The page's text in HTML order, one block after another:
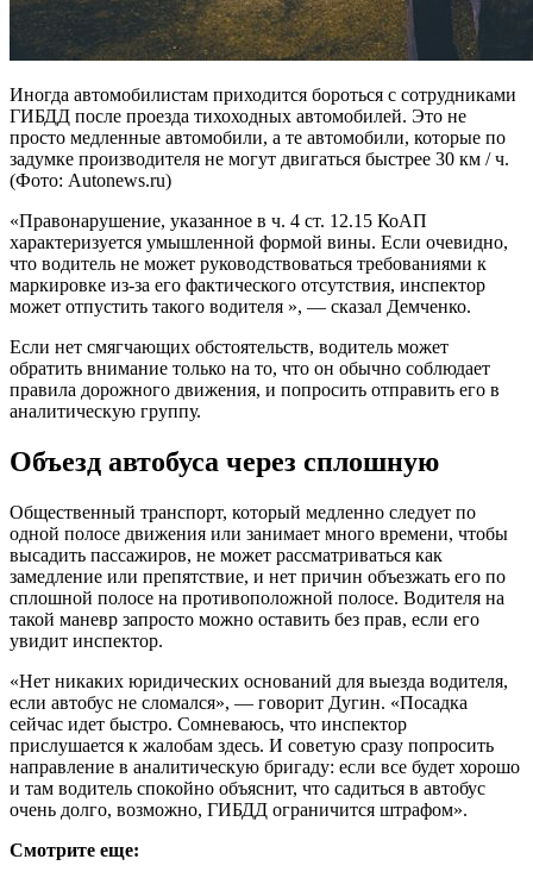
Иногда автомобилистам приходится бороться с сотрудниками
ГИБДД после проезда тихоходных автомобилей. Это не
просто медленные автомобили, а те автомобили, которые по
задумке производителя не могут двигаться быстрее 30 км / ч.
(Фото: Autonews.ru)
«Правонарушение, указанное в ч. 4 ст. 12.15 КоАП
характеризуется умышленной формой вины. Если очевидно,
что водитель не может руководствоваться требованиями к
маркировке из-за его фактического отсутствия, инспектор
может отпустить такого водителя », — сказал Демченко.
Если нет смягчающих обстоятельств, водитель может
обратить внимание только на то, что он обычно соблюдает
правила дорожного движения, и попросить отправить его в
аналитическую группу.
Объезд автобуса через сплошную
Общественный транспорт, который медленно следует по
одной полосе движения или занимает много времени, чтобы
высадить пассажиров, не может рассматриваться как
замедление или препятствие, и нет причин объезжать его по
сплошной полосе на противоположной полосе. Водителя на
такой маневр запросто можно оставить без прав, если его
увидит инспектор.
«Нет никаких юридических оснований для выезда водителя,
если автобус не сломался», — говорит Дугин. «Посадка
сейчас идет быстро. Сомневаюсь, что инспектор
прислушается к жалобам здесь. И советую сразу попросить
направление в аналитическую бригаду: если все будет хорошо
и там водитель спокойно объяснит, что садиться в автобус
очень долго, возможно, ГИБДД ограничится штрафом».
Смотрите еще: